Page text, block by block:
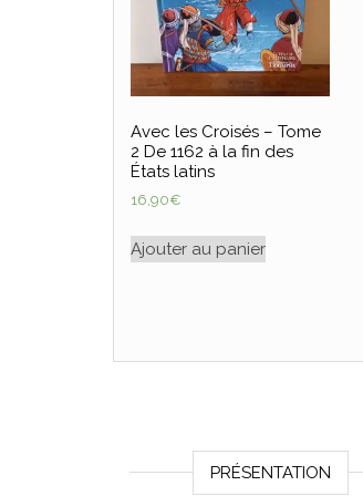
Avec les Croisés – Tome
2 De 1162 à la fin des
États latins
16,90€
Ajouter au panier
PRÉSENTATION